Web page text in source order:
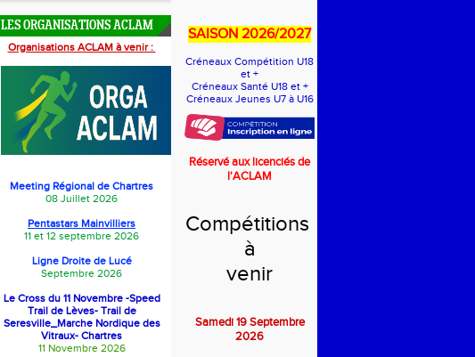
LES ORGANISATIONS ACLAM
Organisations ACLAM à venir :
Meeting Régional de Chartres
08 Juillet 2026
Pentastars Mainvilliers
11 et 12 septembre 2026
Ligne Droite de Lucé
Septembre 2026
Le Cross du 11 Novembre -Speed
Trail de Lèves- Trail de
Seresville_Marche Nordique des
Vitraux- Chartres
11 Novembre 2026
SAISON 2026/2027
Créneaux Compétition U18
et +
Créneaux Santé U18 et +
Créneaux Jeunes U7 à U16
Réservé aux licenciés de
l'ACLAM
Compétitions
à
venir
Samedi 19 Septembre
2026